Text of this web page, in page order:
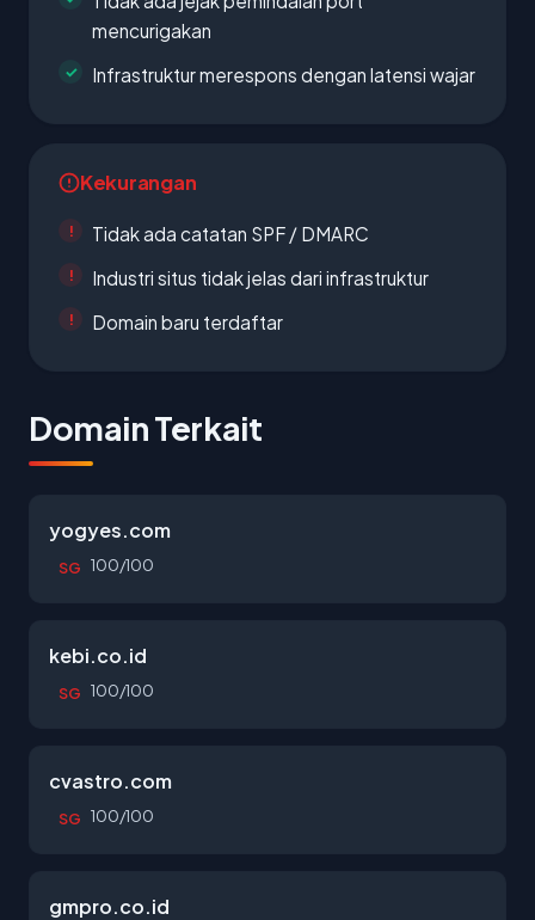
mencurigakan
Infrastruktur merespons dengan latensi wajar
Kekurangan
Tidak ada catatan SPF / DMARC
Industri situs tidak jelas dari infrastruktur
Domain baru terdaftar
Domain Terkait
yogyes.com
SG 100/100
kebi.co.id
SG 100/100
cvastro.com
SG 100/100
gmpro.co.id